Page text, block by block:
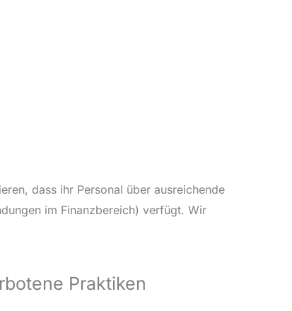
dass ihr Personal über ausreichende
im Finanzbereich) verfügt. Wir
Praktiken